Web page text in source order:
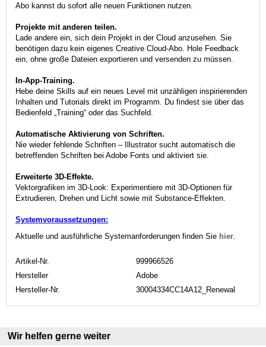
Abo kannst du sofort alle neuen Funktionen nutzen.
Projekte mit anderen teilen.
Lade andere ein, sich dein Projekt in der Cloud anzusehen. Sie
benötigen dazu kein eigenes Creative Cloud-Abo. Hole Feedback
ein, ohne große Dateien exportieren und versenden zu müssen.
In-App-Training.
Hebe deine Skills auf ein neues Level mit unzähligen inspirierenden
Inhalten und Tutorials direkt im Programm. Du findest sie über das
Bedienfeld „Training“ oder das Suchfeld.
Automatische Aktivierung von Schriften.
Nie wieder fehlende Schriften – Illustrator sucht automatisch die
betreffenden Schriften bei Adobe Fonts und aktiviert sie.
Erweiterte 3D-Effekte.
Vektorgrafiken im 3D-Look: Experimentiere mit 3D-Optionen für
Extrudieren, Drehen und Licht sowie mit Substance-Effekten.
Systemvoraussetzungen:
Aktuelle und ausführliche Systemanforderungen finden Sie hier
Artikel-Nr.
999966526
Hersteller
Adobe
Hersteller-Nr.
30004334CC14A12_Renewal
Wir helfen gerne weiter